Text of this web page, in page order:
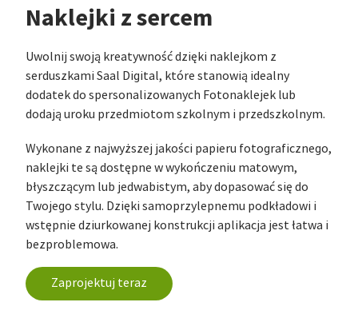
Naklejki z sercem
Uwolnij swoją kreatywność dzięki naklejkom z
serduszkami Saal Digital, które stanowią idealny
dodatek do spersonalizowanych Fotonaklejek lub
dodają uroku przedmiotom szkolnym i przedszkolnym.
Wykonane z najwyższej jakości papieru fotograficznego,
naklejki te są dostępne w wykończeniu matowym,
błyszczącym lub jedwabistym, aby dopasować się do
Twojego stylu. Dzięki samoprzylepnemu podkładowi i
wstępnie dziurkowanej konstrukcji aplikacja jest łatwa i
bezproblemowa.
Zaprojektuj teraz